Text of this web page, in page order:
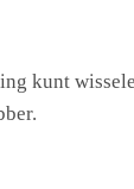
kunt